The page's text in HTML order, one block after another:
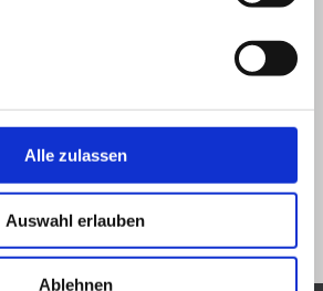
Alle zulassen
Auswahl erlauben
Ablehnen
Nächstes Bild